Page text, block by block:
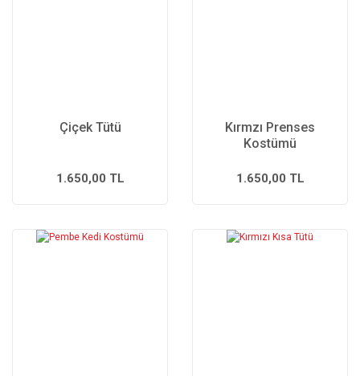
Çiçek Tütü
1.650,00 TL
Kırmzı Prenses
Kostümü
1.650,00 TL